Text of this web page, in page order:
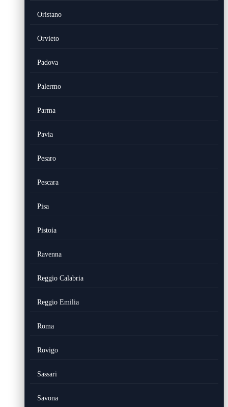
Oristano
Orvieto
Padova
Palermo
Parma
Pavia
Pesaro
Pescara
Pisa
Pistoia
Ravenna
Reggio Calabria
Reggio Emilia
Roma
Rovigo
Sassari
Savona